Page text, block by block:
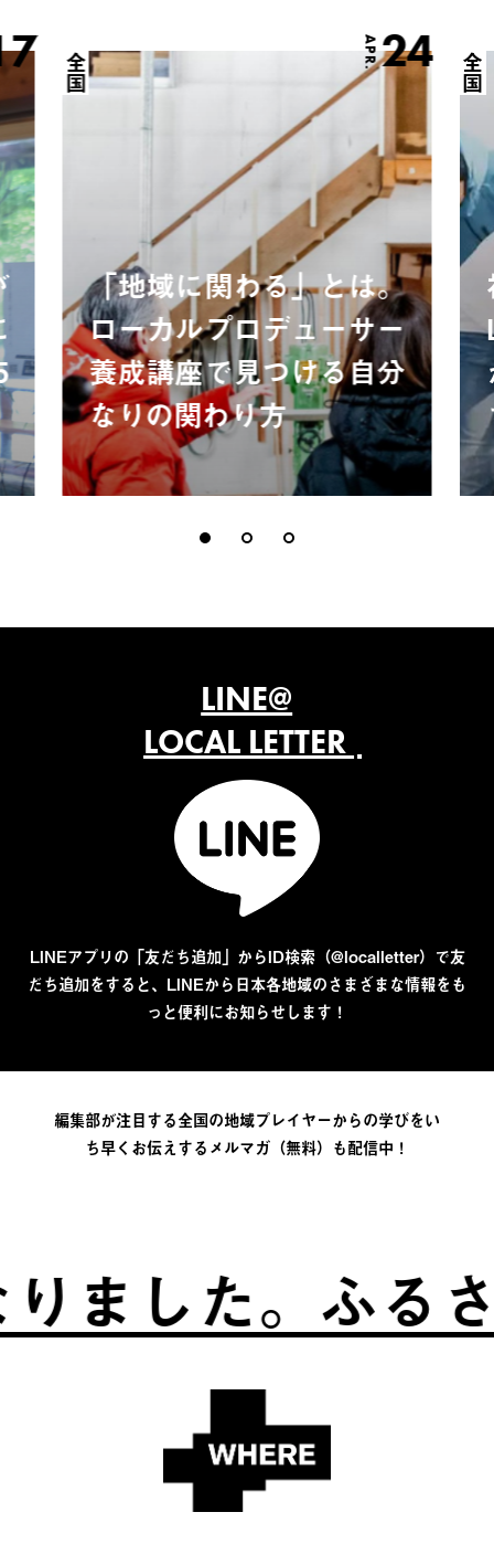
APR.24
全国
「地域に関わる」とは。
ローカルプロデューサー
養成講座で見つける自分
なりの関わり方
全国
LINE@
LOCAL LETTER
LINEアプリの「友だち追加」からID検索（@localletter）で友
だち追加をすると、LINEから日本各地域のさまざまな情報をも
っと便利にお知らせします！
編集部が注目する全国の地域プレイヤーからの学びをい
ち早くお伝えするメルマガ（無料）も配信中！
た。ふるさとは